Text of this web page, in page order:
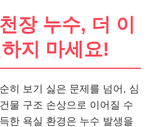
장 누수, 더 이
지 마세요!
히 보기 싫은 문제를 넘어, 심
물 구조 손상으로 이어질 수
한 욕실 환경은 누수 발생을